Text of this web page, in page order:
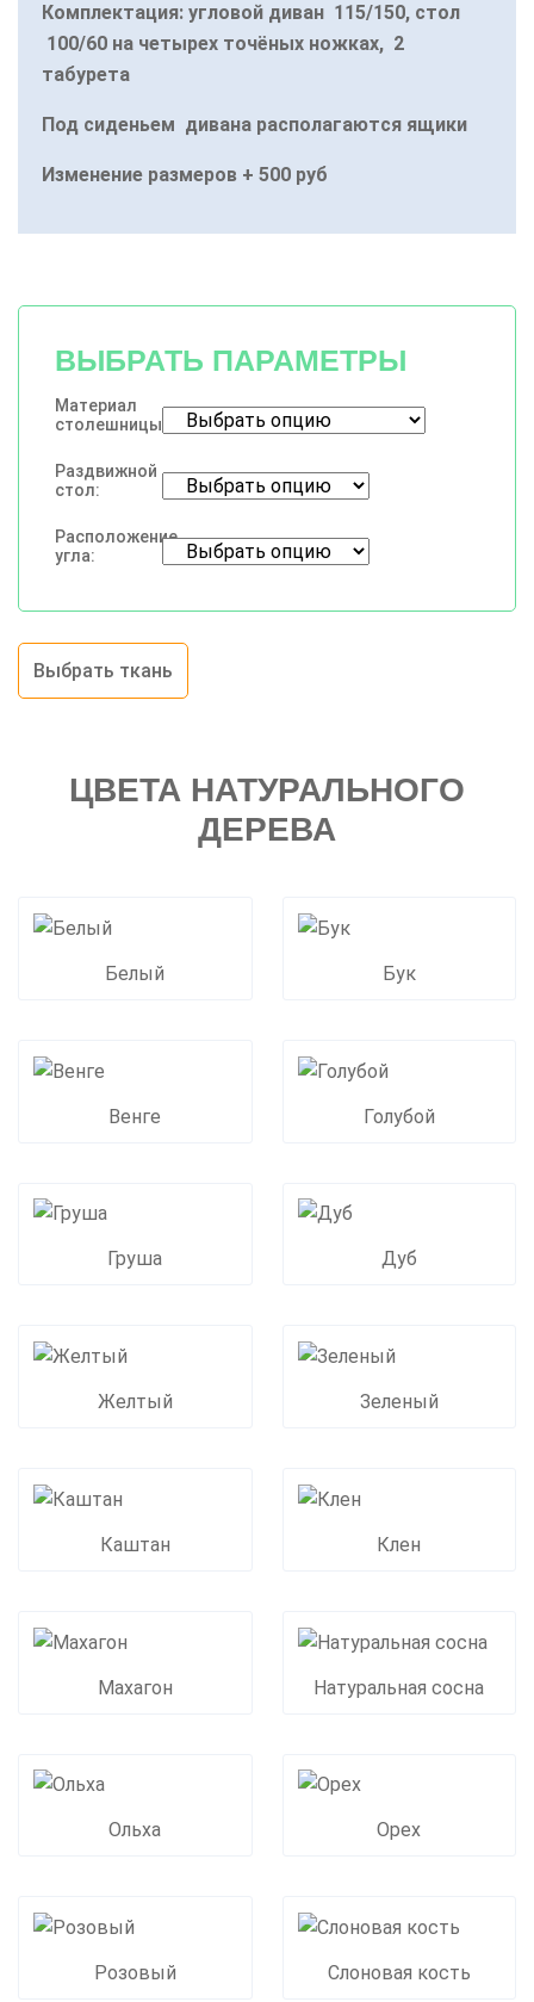
Комплектация: угловой диван 115/150, стол
100/60 на четырех точёных ножках, 2
табурета
Под сиденьем дивана располагаются ящики
Изменение размеров + 500 руб
ВЫБРАТЬ ПАРАМЕТРЫ
Материал
столешницы:
Раздвижной
стол:
Расположение
угла:
Выбрать ткань
ЦВЕТА НАТУРАЛЬНОГО
ДЕРЕВА
Белый Бук
Венге Голубой
Груша Дуб
Желтый Зеленый
Каштан Клен
Махагон Натуральная сосна
Ольха Орех
Розовый Слоновая кость